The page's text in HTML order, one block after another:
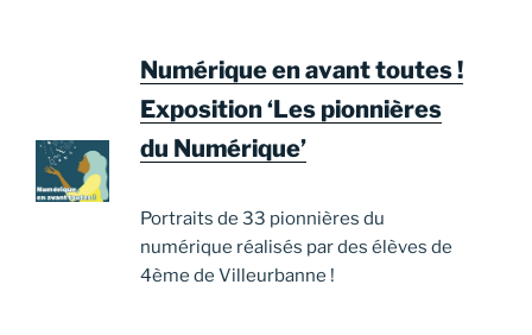
Numérique en avant toutes !
Exposition ‘Les pionnières
du Numérique’
Portraits de 33 pionnières du
numérique réalisés par des élèves de
4ème de Villeurbanne !